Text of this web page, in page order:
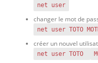
net user
changer le mot de
net user TOTO
créer un nouvel
net user TOTO